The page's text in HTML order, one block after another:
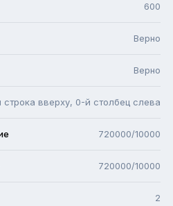
600
Верно
Верно
строка вверху, 0-й столбец слева
720000/10000
720000/10000
2